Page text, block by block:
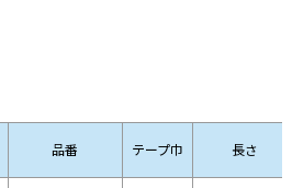
品番 テープ巾 長さ